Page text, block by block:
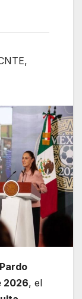
,
2026, el